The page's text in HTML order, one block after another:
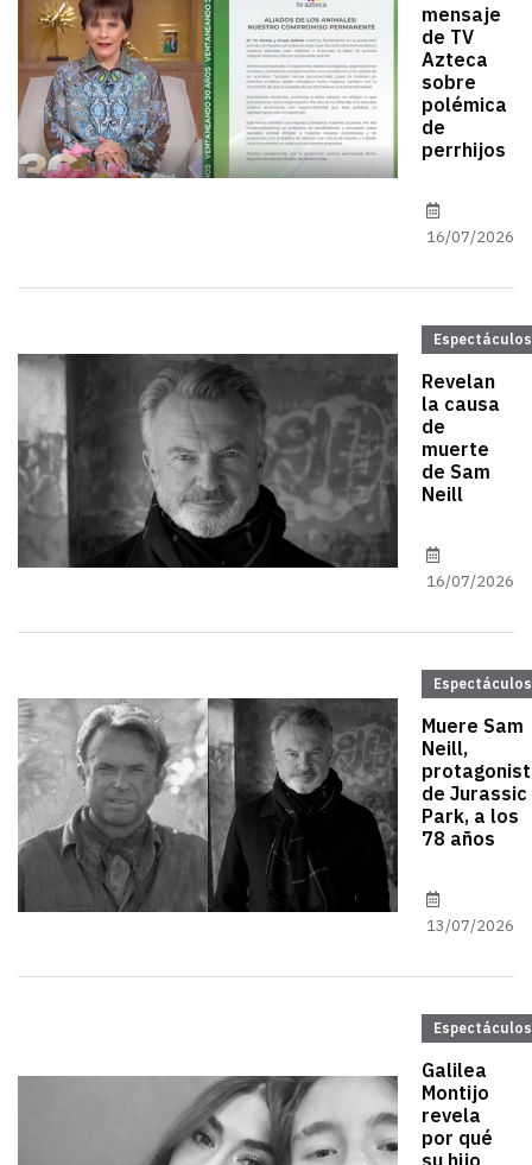
mensaje
de TV
Azteca
sobre
polémica
de
perrhijos
16/07/2026
Espectáculos
Revelan
la causa
de
muerte
de Sam
Neill
16/07/2026
Espectáculos
Muere Sam
Neill,
de Jurassic
Park, a los
78 años
13/07/2026
Espectáculos
Galilea
Montijo
revela
por qué